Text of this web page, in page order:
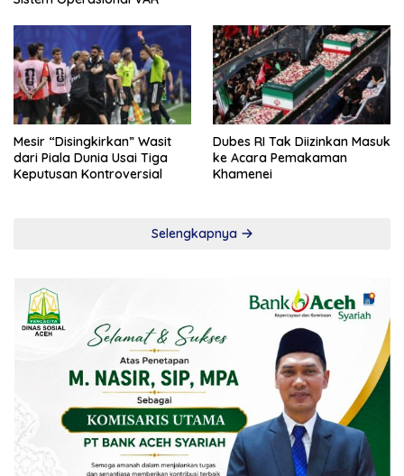
Mesir “Disingkirkan” Wasit
dari Piala Dunia Usai Tiga
Keputusan Kontroversial
Dubes RI Tak Diizinkan Masuk
ke Acara Pemakaman
Khamenei
Selengkapnya